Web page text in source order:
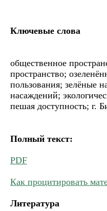
Ключевые слова
общественное
пространство;
пользования; зелёные
насаждений;
пешая доступность; г.
Полный текст:
PDF
Как процитировать
Литература